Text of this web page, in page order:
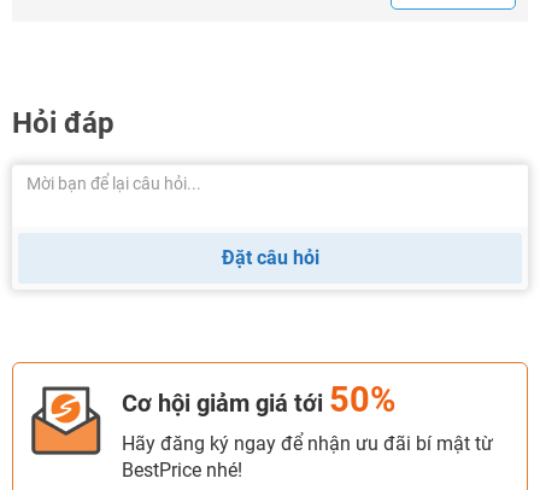
Hỏi đáp
Đặt câu hỏi
Cơ hội giảm giá tới 50%
Hãy đăng ký ngay để nhận ưu đãi bí mật từ
BestPrice nhé!